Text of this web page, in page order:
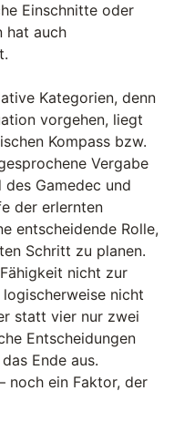
Einschnitte oder
hat auch
Kategorien, denn
vorgehen, liegt
Kompass bzw.
Vergabe
Gamedec und
der erlernten
entscheidende Rolle,
Schritt zu planen.
nicht zur
nicht
statt vier nur zwei
Entscheidungen
Ende aus.
noch ein Faktor, der